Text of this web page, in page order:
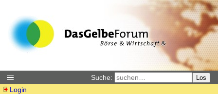
Suche: Los
Login